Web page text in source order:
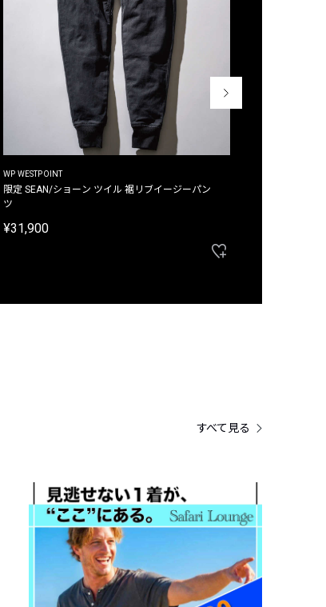
WP WESTPOINT
限定 SEAN/ショーン ツイル 裾リブイージーパン
ツ
¥31,900
すべて見る